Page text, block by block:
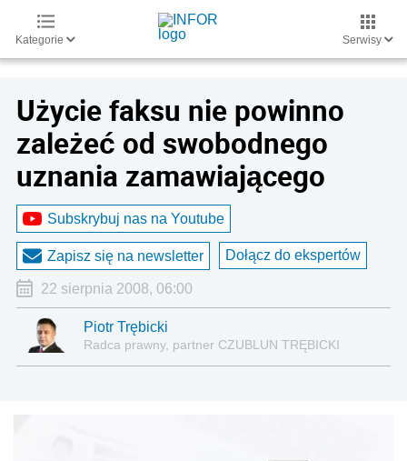
Kategorie Serwisy
Użycie faksu nie powinno
zależeć od swobodnego
uznania zamawiającego
Subskrybuj nas na Youtube
Zapisz się na newsletter Dołącz do ekspertów
22 sierpnia 2008, 06:00
Piotr Trębicki
Radca prawny, partner CZUBLUN TRĘBICKI